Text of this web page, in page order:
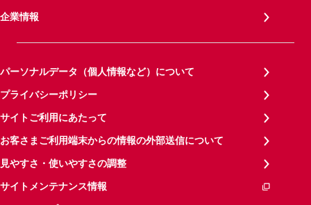
企業情報
パーソナルデータ（個人情報など）について
プライバシーポリシー
サイトご利用にあたって
お客さまご利用端末からの情報の外部送信について
見やすさ・使いやすさの調整
サイトメンテナンス情報